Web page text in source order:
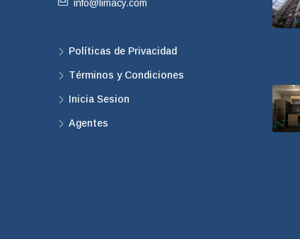
info@limacy.com
Políticas de Privacidad
Términos y Condiciones
Inicia Sesion
Agentes